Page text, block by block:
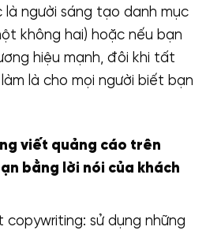
người sáng tạo danh mục
không hai) hoặc nếu bạn
hiệu mạnh, đôi khi tất
là cho mọi người biết bạn
viết quảng cáo trên
bằng lời nói của khách
sử dụng những